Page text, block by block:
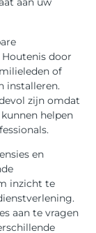
door
of
installeren.
zijn omdat
helpen
en
inzicht te
aan te vragen